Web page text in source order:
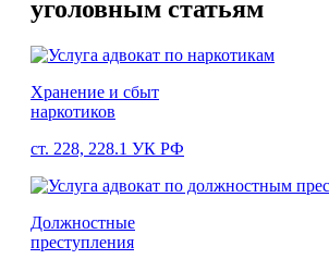
уголовным статьям
Хранение и сбыт
наркотиков
ст. 228, 228.1 УК РФ
Должностные
преступления